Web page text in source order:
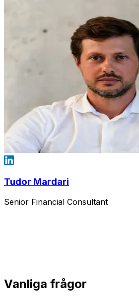
Tudor Mardari
Senior Financial Consultant
Vanliga frågor